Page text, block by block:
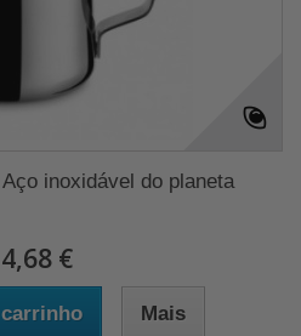
inoxidável do planeta
€
Mais